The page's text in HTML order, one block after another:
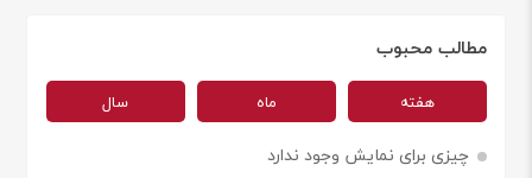
مطالب محبوب
هفته ماه سال
چیزی برای نمایش وجود ندارد